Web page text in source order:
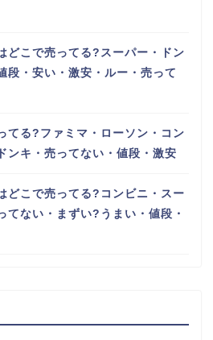
どこで売ってる?スーパー・ドン
段・安い・激安・ルー・売って
てる?ファミマ・ローソン・コン
ンキ・売ってない・値段・激安
どこで売ってる?コンビニ・スー
てない・まずい?うまい・値段・